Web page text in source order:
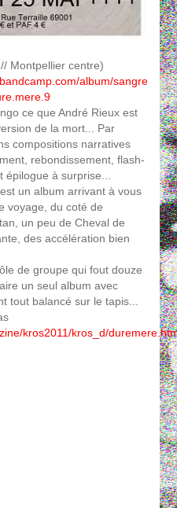
Montpellier centre)
album/sangre
ce que André Rieux est
de la mort... Par
compositions narratives
rebondissement, flash-
épilogue à surprise...
un album arrivant à vous
voyage, du coté de
un peu de Cheval de
des accélération bien
de groupe qui fout douze
un seul album avec
tout balancé sur le tapis...
kros2011/kros_d/